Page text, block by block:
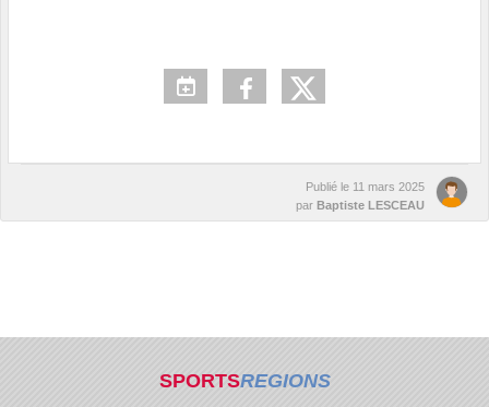
Publié le 11 mars 2025
par Baptiste LESCEAU
SPORTSREGIONS